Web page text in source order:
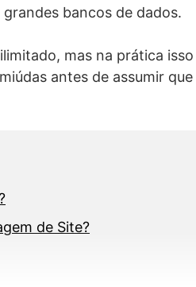
bancos de dados.
mas na prática isso
antes de assumir que
de Site?